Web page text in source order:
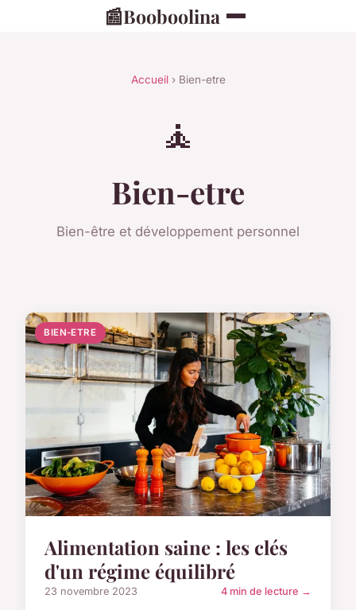
📰Booboolina
Accueil› Bien-etre
🧘
Bien-etre
Bien-être et développement personnel
BIEN-ETRE
Alimentation saine : les clés
d'un régime équilibré
23 novembre 2023 4 min de lecture →